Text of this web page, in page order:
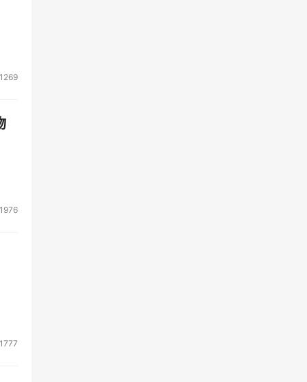
移
1269
1976
1777